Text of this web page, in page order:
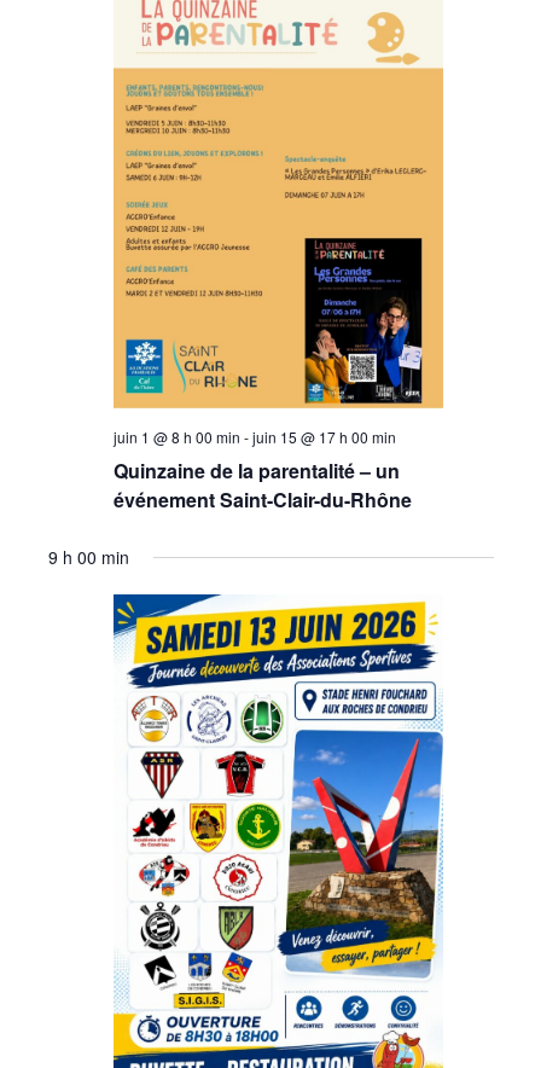
juin 1 @ 8 h 00 min -juin 15 @ 17 h 00 min
Quinzaine de la parentalité – un
événement Saint-Clair-du-Rhône
9 h 00 min